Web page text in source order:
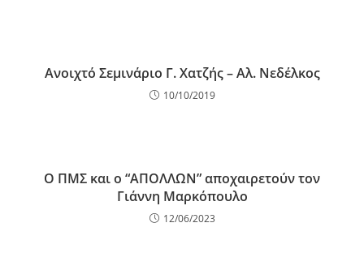
Ανοιχτό Σεμινάριο Γ. Χατζής – Αλ. Νεδέλκος
10/10/2019
Ο ΠΜΣ και ο “ΑΠΟΛΛΩΝ” αποχαιρετούν τον
Γιάννη Μαρκόπουλο
12/06/2023